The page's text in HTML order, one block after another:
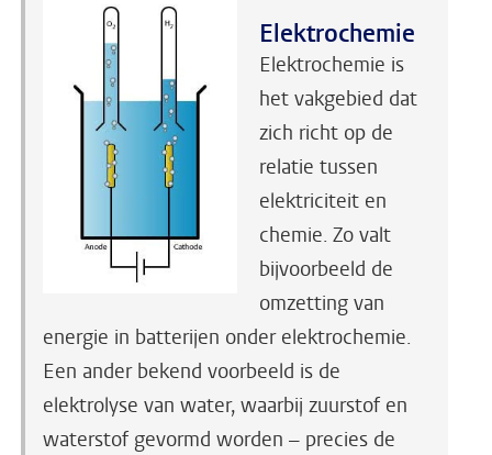
Elektrochemie
Elektrochemie is
het vakgebied dat
zich richt op de
relatie tussen
elektriciteit en
chemie. Zo valt
bijvoorbeeld de
omzetting van
energie in batterijen onder elektrochemie.
Een ander bekend voorbeeld is de
elektrolyse van water, waarbij zuurstof en
waterstof gevormd worden – precies de